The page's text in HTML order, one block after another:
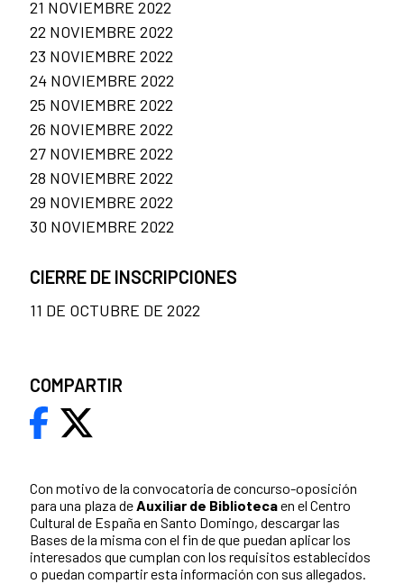
Con motivo de la convocatoria de concurso-oposición
para una plaza deAuxiliar de Bibliotecaen el Centro
Cultural de España en Santo Domingo, descargar las
Bases de la misma con el fin de que puedan aplicar los
interesados que cumplan con los requisitos establecidos
o puedan compartir esta información con sus allegados.
21 NOVIEMBRE 2022
22 NOVIEMBRE 2022
23 NOVIEMBRE 2022
24 NOVIEMBRE 2022
25 NOVIEMBRE 2022
26 NOVIEMBRE 2022
27 NOVIEMBRE 2022
28 NOVIEMBRE 2022
29 NOVIEMBRE 2022
30 NOVIEMBRE 2022
CIERRE DE INSCRIPCIONES
11 DE OCTUBRE DE 2022
COMPARTIR